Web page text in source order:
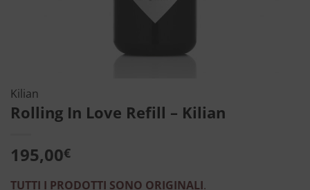
Kilian
Rolling In Love Refill – Kilian
195,00€
TUTTI I PRODOTTI SONO ORIGINALI.